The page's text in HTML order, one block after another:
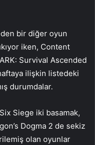
bir diğer oyun
iken, Content
Survival Ascended
ilişkin listedeki
durumdalar.
Siege iki basamak,
Dogma 2 de sekiz
olan oyunlar